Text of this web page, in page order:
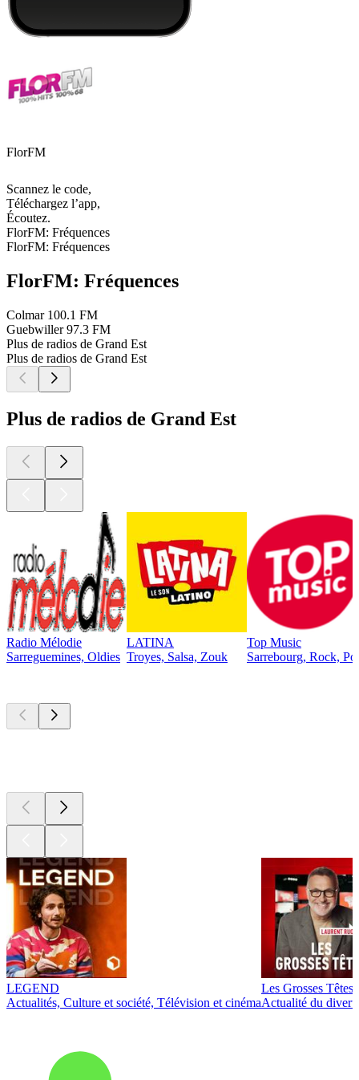
FlorFM
Scannez le code,
Téléchargez l’app,
Écoutez.
FlorFM: Fréquences
FlorFM: Fréquences
FlorFM: Fréquences
Colmar 100.1 FM
Guebwiller 97.3 FM
Plus de radios de Grand Est
Plus de radios de Grand Est
Plus de radios de Grand Est
Radio Mélodie
Sarreguemines, Oldies
LATINA
Troyes, Salsa, Zouk
Top Music
Sarrebourg, Rock,
LEGEND
Actualités, Culture et société, Télévision et cinéma
Les Grosses Têtes
Actualité du